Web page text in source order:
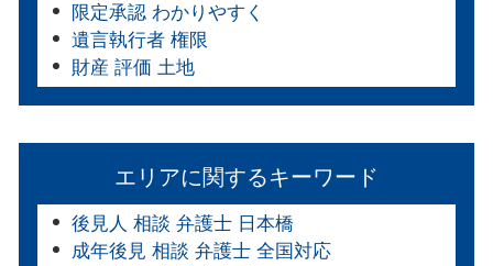
限定承認 わかりやすく
遺言執行者 権限
財産 評価 土地
エリアに関するキーワード
後見人 相談 弁護士 日本橋
成年後見 相談 弁護士 全国対応